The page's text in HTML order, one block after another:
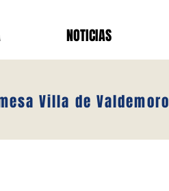
NOTICIAS
Villa de Valdemoro